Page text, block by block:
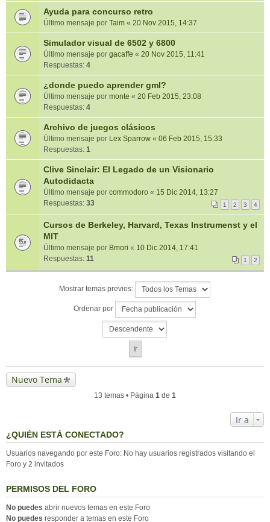
Ayuda para concurso retro
Último mensaje por Taim « 20 Nov 2015, 14:37
Simulador visual de 6502 y 6800
Último mensaje por gacaffe « 20 Nov 2015, 11:41
Respuestas: 4
¿donde puedo aprender gml?
Último mensaje por monte « 20 Feb 2015, 23:08
Respuestas: 4
Archivo de juegos clásicos
Último mensaje por Lex Sparrow « 06 Feb 2015, 15:33
Respuestas: 1
Clive Sinclair: El Legado de un Visionario
Autodidacta
Último mensaje por commodoro « 15 Dic 2014, 13:27
Respuestas: 33 1 2 3 4
Cursos de Berkeley, Harvard, Texas Instrumenst y el
MIT
Último mensaje por Bmori « 10 Dic 2014, 17:41
Respuestas: 11 1 2
Mostrar temas previos:
Ordenar por
Nuevo Tema
13 temas • Página 1 de 1
Ir a
¿QUIÉN ESTÁ CONECTADO?
Usuarios navegando por este Foro: No hay usuarios registrados visitando el
Foro y 2 invitados
PERMISOS DEL FORO
No puedes abrir nuevos temas en este Foro
No puedes responder a temas en este Foro